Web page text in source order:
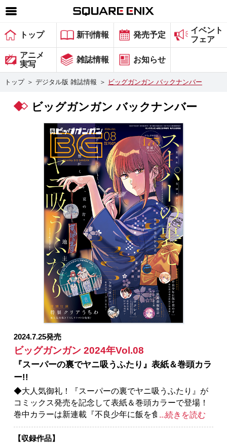
SQUARE ENIX 公式サイトメニュー
ゲーム
マガジン＆ブックス
グッズ
会社情報 採用情報
スクウェア・エニックス サイト内検索
トップ 新刊情報 発売予定
イベント
フェア
アニメ
実写
雑誌情報 お知らせ
トップ ＞ デジタル版 雑誌情報 ＞ ビッグガンガン バックナンバー
ビッグガンガン バックナンバー
2024.7.25発売
ビッグガンガン 2024年Vol.08
『スーパーの裏でヤニ吸うふたり』表紙＆巻頭カラ
ー!!
◆大人気御礼！『スーパーの裏でヤニ吸うふたり』が
コミックス発売を記念して表紙＆巻頭カラーで登場！
巻中カラーは新連載『不良少年に飯を食わす』ほか
『結婚指輪物語』『ロクレイ -天成市りんね区役所第六
感部助霊課活動記-』『お伽の匣のレト』全４作品!!
...続きを読む
【収録作品】